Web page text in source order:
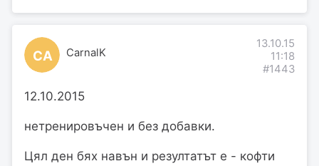
CA CarnalK
13.10.15
11:18
#1443
12.10.2015
нетренировъчен и без добавки.
Цял ден бях навън и резултатът е - кофти